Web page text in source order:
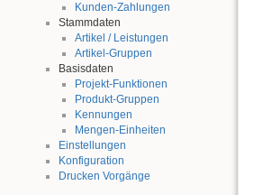
Kunden-Zahlungen
Stammdaten
Artikel / Leistungen
Artikel-Gruppen
Basisdaten
Projekt-Funktionen
Produkt-Gruppen
Kennungen
Mengen-Einheiten
Einstellungen
Konfiguration
Drucken Vorgänge